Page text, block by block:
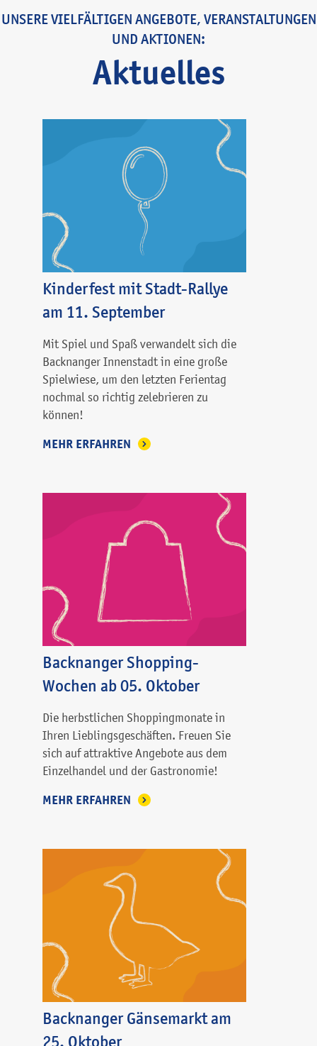
UNSERE VIELFÄLTIGEN ANGEBOTE, VERANSTALTUNGEN
UND AKTIONEN:
Aktuelles
Kinderfest mit Stadt-Rallye
am 11. September
Mit Spiel und Spaß verwandelt sich die
Backnanger Innenstadt in eine große
Spielwiese, um den letzten Ferientag
nochmal so richtig zelebrieren zu
können!
MEHR ERFAHREN
Backnanger Shopping-
Wochen ab 05. Oktober
Die herbstlichen Shoppingmonate in
Ihren Lieblingsgeschäften. Freuen Sie
sich auf attraktive Angebote aus dem
Einzelhandel und der Gastronomie!
MEHR ERFAHREN
Backnanger Gänsemarkt am
25. Oktober